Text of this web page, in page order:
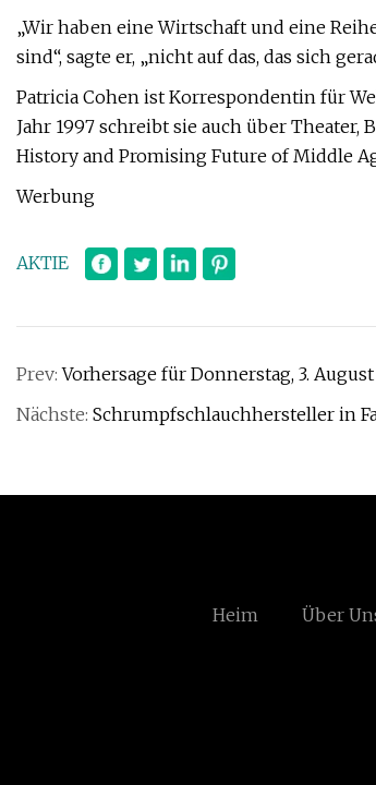
„Wir haben eine Wirtschaft und eine
sind“, sagte er, „nicht auf das, das sich
Patricia Cohen ist Korrespondentin für
Jahr 1997 schreibt sie auch über
History and Promising Future of Middle
Werbung
AKTIE
Prev:Vorhersage für Donnerstag, 3. August
Nächste: Schrumpfschlauchhersteller in
Heim Über